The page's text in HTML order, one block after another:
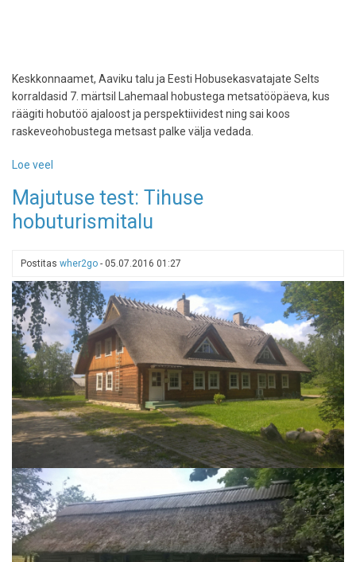
Keskkonnaamet, Aaviku talu ja Eesti Hobusekasvatajate Selts
korraldasid 7. märtsil Lahemaal hobustega metsatööpäeva, kus
räägiti hobutöö ajaloost ja perspektiividest ning sai koos
raskeveohobustega metsast palke välja vedada.
Loe veel
hobupäev,
07.03.2015
Majutuse test: Tihuse
hobuturismitalu
Postitas wher2go - 05.07.2016 01:27